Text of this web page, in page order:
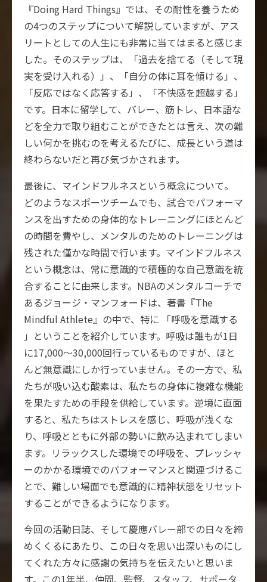
『Doing Hard Things』では、その耐性を養うため
の4つのステップについて解説していますが、アス
リートとしての人生にも非常に当てはまると感じま
した。そのステップは、「過去を捨てる（そして現
実を受け入れる）」、「自分の体に耳を傾ける」、
「反応ではなく応答する」、「不快感を超越する」
です。日本に留学して、バレー、筋トレ、日本語な
どを全力で取り組むことができたとは言え、次の難
しい何かを挑むのを考えるたびに、成長という道は
終わらないだと再び気づかされます。
最後に、マインドフルネスという概念について。
どのようなスポーツチームでも、試合でパフォーマ
ンスを出すための身体的なトレーニングにほとんど
の時間を費やし、メンタルのためのトレーニングは
残された僅かな時間で行います。マインドフルネス
という概念は、常に意識的で積極的な自己意識を統
合することに由来します。NBAのメンタルコーチで
あるジョージ・マンフォードは、著書『The
Mindful Athlete』の中で、特に 「呼吸を意識する
」ということを紹介しています。呼吸は誰もが1日
に17,000～30,000回行っているものですが、ほと
んど無意識にしか行っていません。その一方で、私
たちが吸い込む酸素は、私たちの身体に複雑な機能
を果たすための手段を供給しています。逆境に直面
すると、私たちはストレスを感じ、呼吸が浅くな
り、呼吸とともに外部の勢いに飲み込まれてしまい
ます。リラックスした環境での呼吸を、プレッシャ
ーのかかる環境でのパフォーマンスと関連づけるこ
とで、難しい場面でも意識的に精神状態をリセット
することができるようになります。
今回の活動日誌、そして慶應バレー部での日々を締
めくくるにあたり、この日々を思い出深いものにし
てくれた方々に感謝の気持ちを伝えたいと思いま
す。この1年半、仲間、監督、スタッフ、サポータ